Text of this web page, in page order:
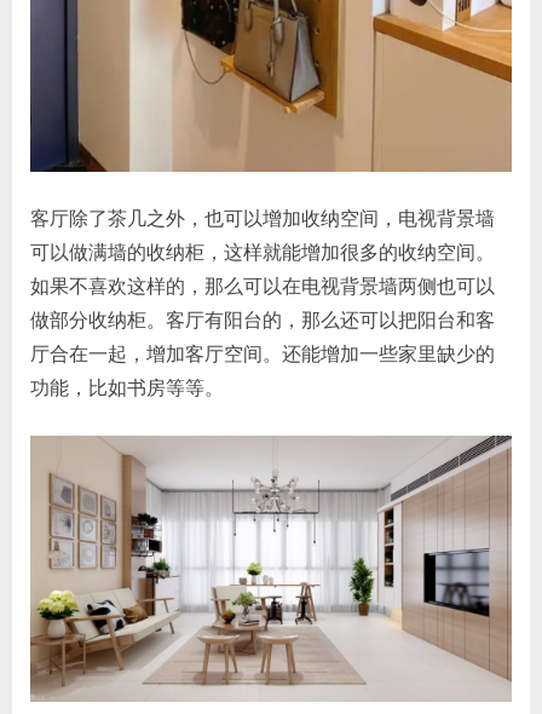
客厅除了茶几之外，也可以增加收纳空间，电视背景墙
可以做满墙的收纳柜，这样就能增加很多的收纳空间。
如果不喜欢这样的，那么可以在电视背景墙两侧也可以
做部分收纳柜。客厅有阳台的，那么还可以把阳台和客
厅合在一起，增加客厅空间。还能增加一些家里缺少的
功能，比如书房等等。